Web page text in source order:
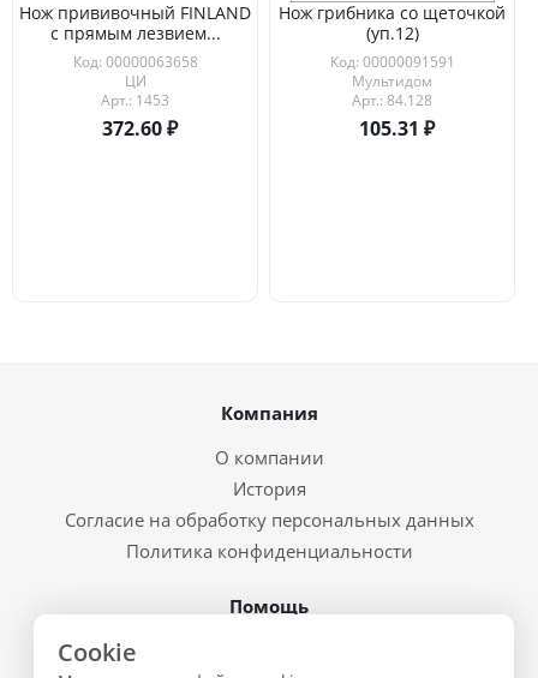
Нож прививочный FINLAND
с прямым лезвием...
Код: 00000063658
ЦИ
Арт.: 1453
372.60
Нож грибника со щеточкой
(уп.12)
Код: 00000091591
Мультидом
Арт.: 84.128
105.31
Компания
О компании
История
Согласие на обработку персональных данных
Политика конфиденциальности
Помощь
Cookie